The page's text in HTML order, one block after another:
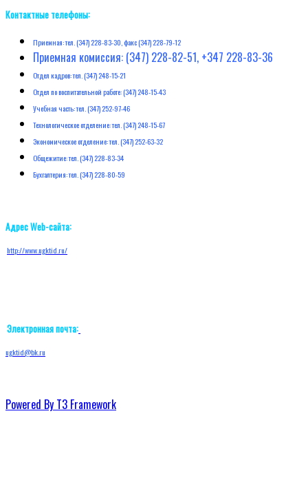
Контактные телефоны:
Приемная: тел. (347) 228-83-30, факс (347) 228-79-12
Приемная комиссия: (347) 228-82-51, +347 228-83-36
Отдел кадров: тел. (347) 248-15-21
Отдел по воспитательной работе: (347) 248-15-43
Учебная часть: тел. (347) 252-97-46
Технологическое отделение: тел. (347) 248-15-67
Экономическое отделение: тел. (347) 252-63-32
Общежитие: тел. (347) 228-83-34
Бухгалтерия: тел. (347) 228-80-59
Адрес Web-сайта:
http://www.ugktid.ru/
Электронная почта:
ugktid@bk.ru
Powered By T3 Framework